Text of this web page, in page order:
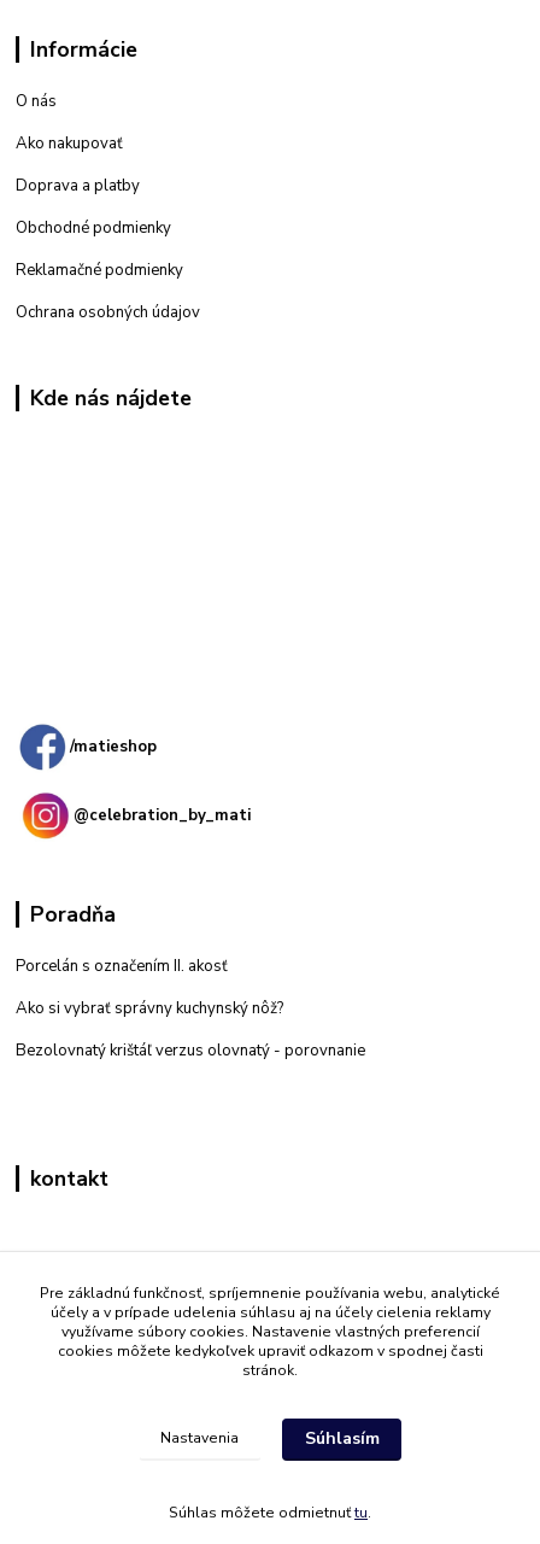
Informácie
O nás
Ako nakupovať
Doprava a platby
Obchodné podmienky
Reklamačné podmienky
Ochrana osobných údajov
Kde nás nájdete
/matieshop
@celebration_by_mati
Poradňa
Porcelán s označením II. akosť
Ako si vybrať správny kuchynský nôž?
Bezolovnatý krištáľ verzus olovnatý - porovnanie
kontakt
+421 908 861 051
(Po - Pia 7:30-15:30)
info@mati.sk
Pre základnú funkčnosť, spríjemnenie používania webu, analytické
účely a v prípade udelenia súhlasu aj na účely cielenia reklamy
využívame súbory cookies. Nastavenie vlastných preferencií
cookies môžete kedykoľvek upraviť odkazom v spodnej časti
stránok.
Nastavenia Súhlasím
Súhlas môžete odmietnuťtu.